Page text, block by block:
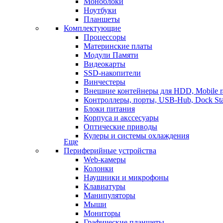
Ноутбуки
Планшеты
Комплектующие
Процессоры
Материнские платы
Модули Памяти
Видеокарты
SSD-накопители
Винчестеры
Внешние контейнеры для HDD, Mobile
Контроллеры, порты, USB-Hub, Dock
Блоки питания
Корпуса и акссесуары
Оптические приводы
Кулеры и системы охлаждения
Еще
Периферийные устройства
Web-камеры
Колонки
Наушники и микрофоны
Клавиатуры
Манипуляторы
Мыши
Мониторы